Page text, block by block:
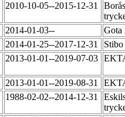
2010-10-05--2015-12-31
2014-01-03--
Gota
2014-01-25--2017-12-31
2013-01-01--2019-07-03
2013-01-01--2019-08-31
1988-02-02--2014-12-31